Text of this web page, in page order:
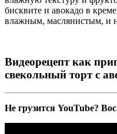
бисквите и авокадо в
влажным, маслянистым, и
Видеорецепт как
свекольный торт с
Не грузится YouTube?